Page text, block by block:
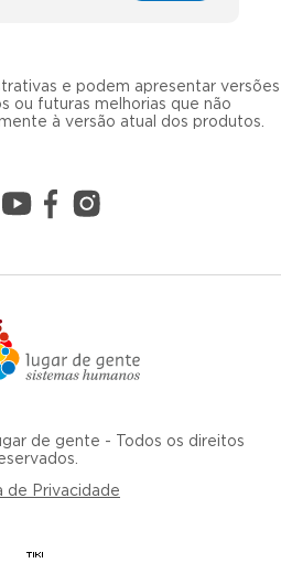
e podem apresentar versões
ou futuras melhorias que não
à versão atual dos produtos.
de gente - Todos os direitos
de Privacidade